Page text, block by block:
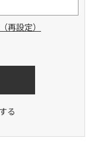
再設定）
る